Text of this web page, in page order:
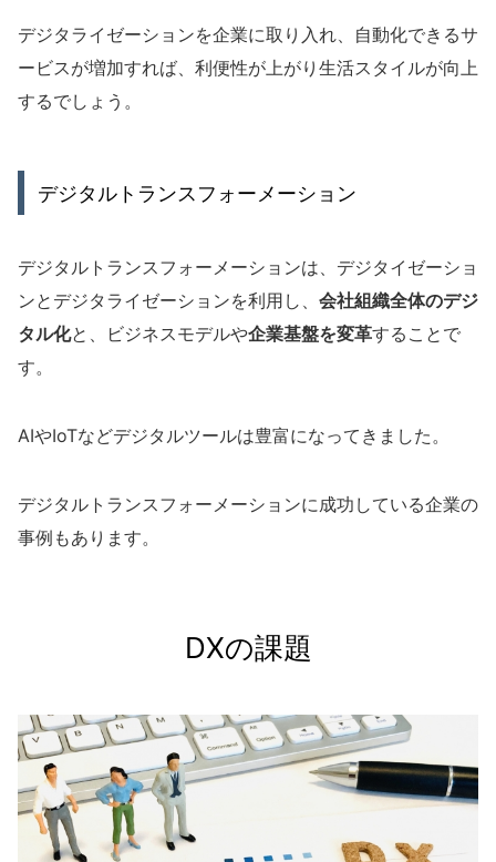
デジタライゼーションを企業に取り入れ、自動化できるサ
ービスが増加すれば、利便性が上がり生活スタイルが向上
するでしょう。
デジタルトランスフォーメーション
デジタルトランスフォーメーションは、デジタイゼーショ
ンとデジタライゼーションを利用し、 会社組織全体のデジ
タル化と、ビジネスモデルや企業基盤を変革することで
す。
AIやIoTなどデジタルツールは豊富になってきました。
デジタルトランスフォーメーションに成功している企業の
事例もあります。
DXの課題